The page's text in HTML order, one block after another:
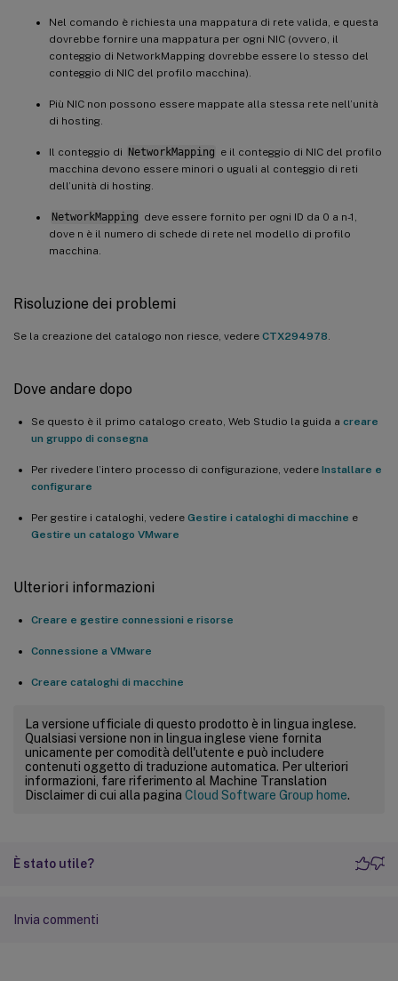
Nel comando è richiesta una mappatura di rete valida, e questa
dovrebbe fornire una mappatura per ogni NIC (ovvero, il
conteggio di NetworkMapping dovrebbe essere lo stesso del
conteggio di NIC del profilo macchina).
Più NIC non possono essere mappate alla stessa rete nell’unità
di hosting.
Il conteggio di NetworkMapping e il conteggio di NIC del profilo
macchina devono essere minori o uguali al conteggio di reti
dell’unità di hosting.
NetworkMapping deve essere fornito per ogni ID da 0 a n-1,
dove n è il numero di schede di rete nel modello di profilo
macchina.
Risoluzione dei problemi
Se la creazione del catalogo non riesce, vedere CTX294978
Dove andare dopo
Se questo è il primo catalogo creato, Web Studio la guida a creare
un gruppo di consegna
Per rivedere l’intero processo di configurazione, vedere Installare e
configurare
Per gestire i cataloghi, vedere Gestire i cataloghi di macchine e
Gestire un catalogo VMware
Ulteriori informazioni
Creare e gestire connessioni e risorse
Connessione a VMware
Creare cataloghi di macchine
La versione ufficiale di questo prodotto è in lingua inglese.
Qualsiasi versione non in lingua inglese viene fornita
unicamente per comodità dell'utente e può includere
contenuti oggetto di traduzione automatica. Per ulteriori
informazioni, fare riferimento al Machine Translation
Disclaimer di cui alla pagina Cloud Software Group home.
È stato utile?
Invia commenti